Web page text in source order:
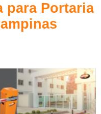
para Portaria